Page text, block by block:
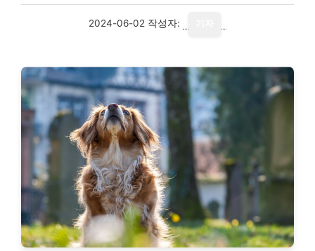
2024-06-02 작성자: